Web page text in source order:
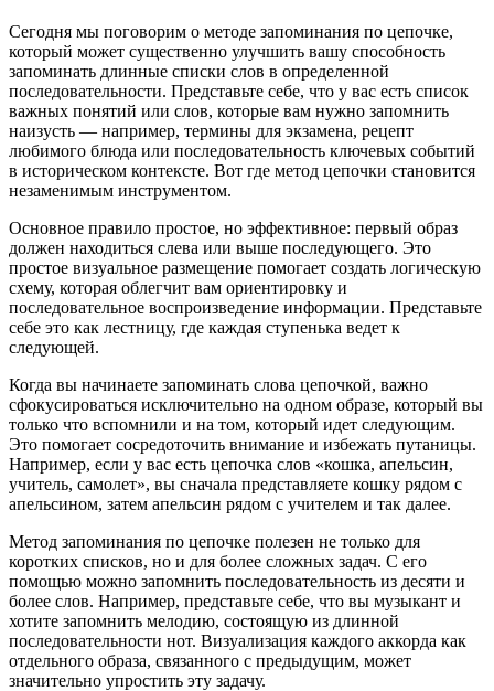
Сегодня мы поговорим о методе запоминания по цепочке,
который может существенно улучшить вашу способность
запоминать длинные списки слов в определенной
последовательности. Представьте себе, что у вас есть список
важных понятий или слов, которые вам нужно запомнить
наизусть — например, термины для экзамена, рецепт
любимого блюда или последовательность ключевых событий
в историческом контексте. Вот где метод цепочки становится
незаменимым инструментом.
Основное правило простое, но эффективное: первый образ
должен находиться слева или выше последующего. Это
простое визуальное размещение помогает создать логическую
схему, которая облегчит вам ориентировку и
последовательное воспроизведение информации. Представьте
себе это как лестницу, где каждая ступенька ведет к
следующей.
Когда вы начинаете запоминать слова цепочкой, важно
сфокусироваться исключительно на одном образе, который вы
только что вспомнили и на том, который идет следующим.
Это помогает сосредоточить внимание и избежать путаницы.
Например, если у вас есть цепочка слов «кошка, апельсин,
учитель, самолет», вы сначала представляете кошку рядом с
апельсином, затем апельсин рядом с учителем и так далее.
Метод запоминания по цепочке полезен не только для
коротких списков, но и для более сложных задач. С его
помощью можно запомнить последовательность из десяти и
более слов. Например, представьте себе, что вы музыкант и
хотите запомнить мелодию, состоящую из длинной
последовательности нот. Визуализация каждого аккорда как
отдельного образа, связанного с предыдущим, может
значительно упростить эту задачу.